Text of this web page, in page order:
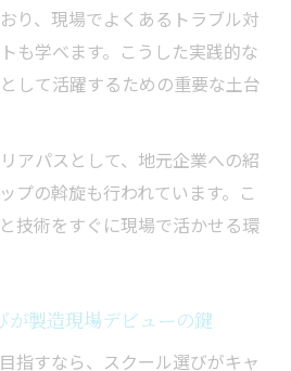
製造業界での活躍事例
ールが資格取得を後押しする
り、現場でよくあるトラブル対
も学べます。こうした実践的な
して活躍するための重要な土台
アパスとして、地元企業への紹
プの斡旋も行われています。こ
技術をすぐに現場で活かせる環
が製造現場デビューの鍵
指すなら、スクール選びがキャ